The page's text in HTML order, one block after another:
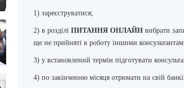
1) зареєструватися;
2) в розділі ПИТАННЯ ОНЛАЙНвибрати
ще не прийняті в роботу іншими
3) у встановлений термін підготувати
4) по закінченню місяця отримати на свій